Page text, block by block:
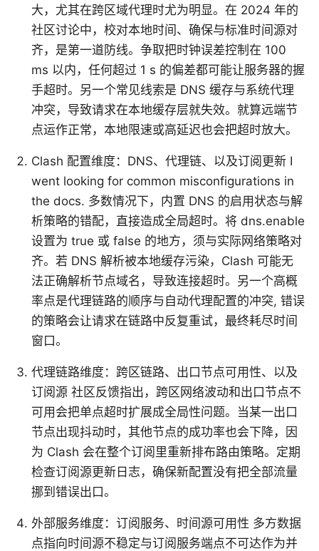
大，尤其在跨区域代理时尤为明显。在 2024 年的
社区讨论中，校对本地时间、确保与标准时间源对
齐，是第一道防线。争取把时钟误差控制在 100
ms 以内，任何超过 1 s 的偏差都可能让服务器的握
手超时。另一个常见线索是 DNS 缓存与系统代理
冲突，导致请求在本地缓存层就失效。就算远端节
点运作正常，本地限速或高延迟也会把超时放大。
Clash 配置维度：DNS、代理链、以及订阅更新 I
went looking for common misconfigurations in
the docs. 多数情况下，内置 DNS 的启用状态与解
析策略的错配，直接造成全局超时。将 dns.enable
设置为 true 或 false 的地方，须与实际网络策略对
齐。若 DNS 解析被本地缓存污染，Clash 可能无
法正确解析节点域名，导致连接超时。另一个高概
率点是代理链路的顺序与自动代理配置的冲突, 错误
的策略会让请求在链路中反复重试，最终耗尽时间
窗口。
代理链路维度：跨区链路、出口节点可用性、以及
订阅源 社区反馈指出，跨区网络波动和出口节点不
可用会把单点超时扩展成全局性问题。当某一出口
节点出现抖动时，其他节点的成功率也会下降，因
为 Clash 会在整个订阅里重新排布路由策略。定期
检查订阅源更新日志，确保新配置没有把全部流量
挪到错误出口。
外部服务维度：订阅服务、时间源可用性 多方数据
点指向时间源不稳定与订阅服务端点不可达作为并